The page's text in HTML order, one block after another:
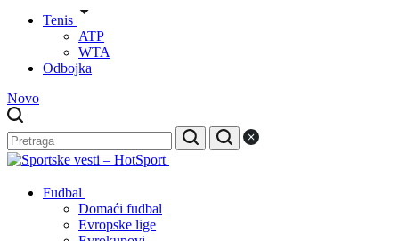
Tenis
ATP
WTA
Odbojka
Novo
Fudbal
Domaći fudbal
Evropske lige